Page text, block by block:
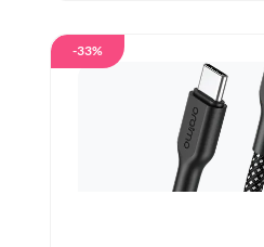
-33%